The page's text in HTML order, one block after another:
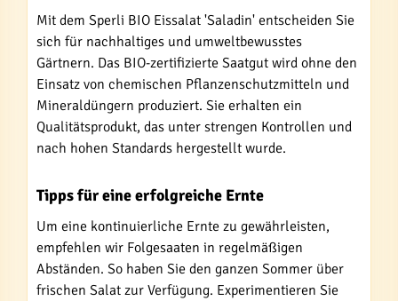
Mit dem Sperli BIO Eissalat 'Saladin' entscheiden Sie
sich für nachhaltiges und umweltbewusstes
Gärtnern. Das BIO-zertifizierte Saatgut wird ohne den
Einsatz von chemischen Pflanzenschutzmitteln und
Mineraldüngern produziert. Sie erhalten ein
Qualitätsprodukt, das unter strengen Kontrollen und
nach hohen Standards hergestellt wurde.
Tipps für eine erfolgreiche Ernte
Um eine kontinuierliche Ernte zu gewährleisten,
empfehlen wir Folgesaaten in regelmäßigen
Abständen. So haben Sie den ganzen Sommer über
frischen Salat zur Verfügung. Experimentieren Sie